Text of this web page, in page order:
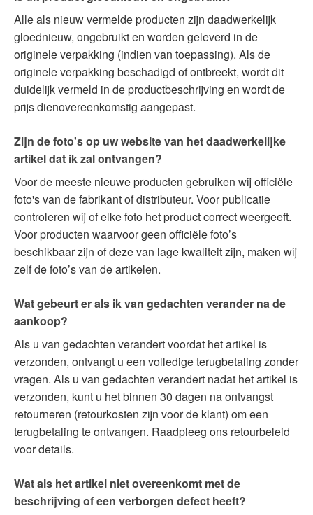
Alle als nieuw vermelde producten zijn daadwerkelijk
gloednieuw, ongebruikt en worden geleverd in de
originele verpakking (indien van toepassing). Als de
originele verpakking beschadigd of ontbreekt, wordt dit
duidelijk vermeld in de productbeschrijving en wordt de
prijs dienovereenkomstig aangepast.
Zijn de foto's op uw website van het daadwerkelijke
artikel dat ik zal ontvangen?
Voor de meeste nieuwe producten gebruiken wij officiële
foto's van de fabrikant of distributeur. Voor publicatie
controleren wij of elke foto het product correct weergeeft.
Voor producten waarvoor geen officiële foto’s
beschikbaar zijn of deze van lage kwaliteit zijn, maken wij
zelf de foto’s van de artikelen.
Wat gebeurt er als ik van gedachten verander na de
aankoop?
Als u van gedachten verandert voordat het artikel is
verzonden, ontvangt u een volledige terugbetaling zonder
vragen. Als u van gedachten verandert nadat het artikel is
verzonden, kunt u het binnen 30 dagen na ontvangst
retourneren (retourkosten zijn voor de klant) om een
terugbetaling te ontvangen. Raadpleeg ons retourbeleid
voor details.
Wat als het artikel niet overeenkomt met de
beschrijving of een verborgen defect heeft?